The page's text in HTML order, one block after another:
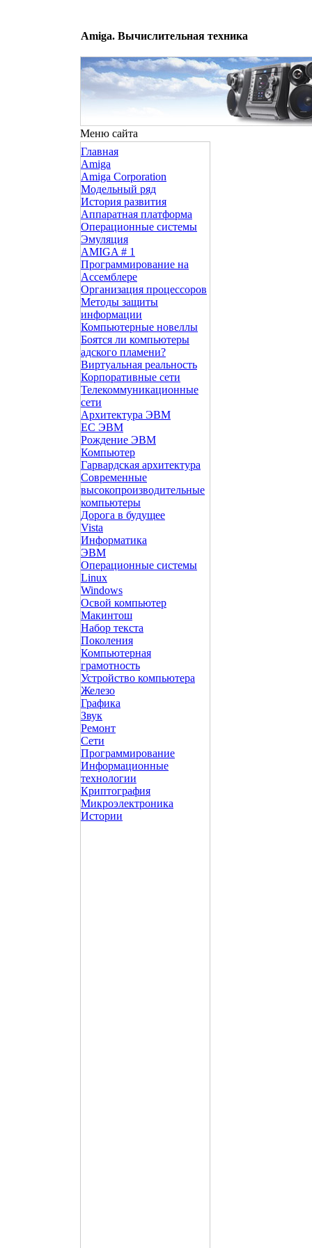
Amiga. Вычислительная техника
Меню сайта
Главная
Amiga
Amiga Corporation
Модельный ряд
История развития
Аппаратная платформа
Операционные системы
Эмуляция
AMIGA # 1
Программирование на
Ассемблере
Организация процессоров
Методы защиты
информации
Компьютерные новеллы
Боятся ли компьютеры
адского пламени?
Виртуальная реальность
Корпоративные сети
Телекоммуникационные
сети
Архитектура ЭВМ
ЕС ЭВМ
Рождение ЭВМ
Компьютер
Гарвардская архитектура
Современные
высокопроизводительные
компьютеры
Дорога в будущее
Vista
Инфоpматика
ЭВМ
Операционные системы
Linux
Windows
Освой компьютер
Макинтош
Набор текста
Поколения
Компьютерная
грамотность
Устройство компьютера
Железо
Графика
Звук
Ремонт
Сети
Программирование
Информационные
технологии
Криптография
Микроэлектроника
Истории